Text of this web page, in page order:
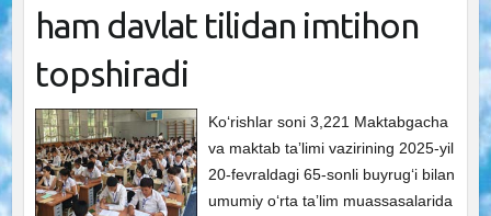
ham davlat tilidan imtihon
topshiradi
Ko‘rishlar soni 3,221 Maktabgacha
va maktab taʼlimi vazirining 2025-yil
20-fevraldagi 65-sonli buyrugʻi bilan
umumiy oʻrta taʼlim muassasalarida